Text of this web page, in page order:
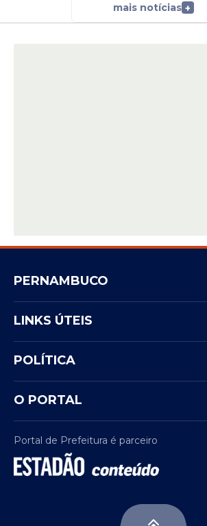
mais notícias +
PERNAMBUCO
LINKS ÚTEIS
POLÍTICA
O PORTAL
Portal de Prefeitura é parceiro